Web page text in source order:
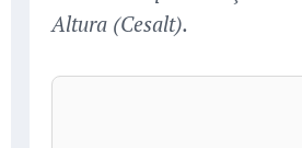
Altura (Cesalt).